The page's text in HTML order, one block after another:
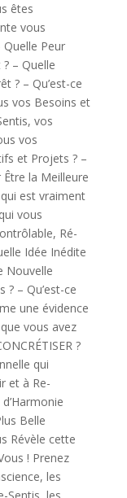
êtes
vous
Quelle Peur
– Quelle
? – Qu’est-ce
vos Besoins et
vos
vos
et Projets ? –
la Meilleure
qui est vraiment
vous
Ré-
Idée Inédite
Nouvelle
? – Qu’est-ce
une évidence
vous avez
?
qui
et à Re-
Belle
Révèle cette
! Prenez
les